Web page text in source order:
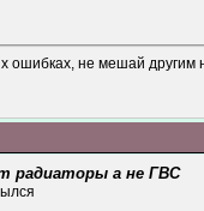
ошибках, не мешай другим
радиаторы а не ГВС